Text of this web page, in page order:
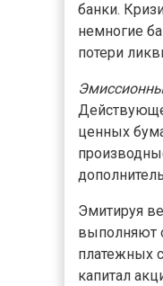
банки.
немногие
потери
ценных
Эмитируя
выполняют
платежных
капитал